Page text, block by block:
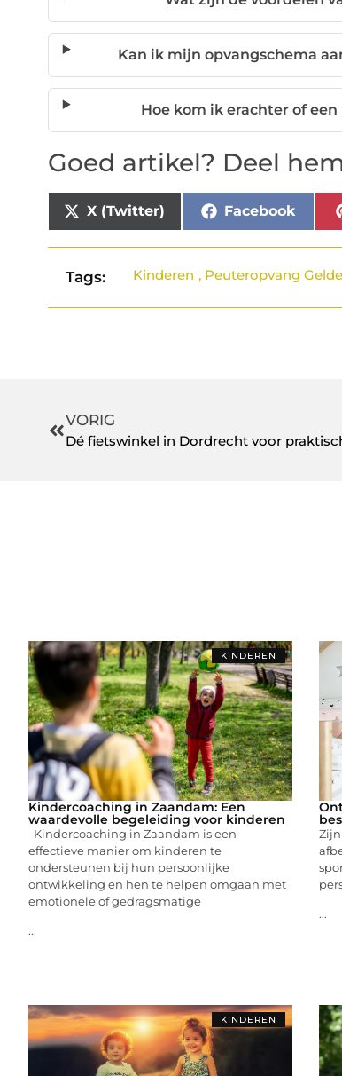
Kan ik mijn opvangschema
Hoe kom ik erachter of
Goed artikel? Deel
X (Twitter) Facebook
Tags: Kinderen , Peuteropvang
VORIG
Dé fietswinkel in Dordrecht voor
KINDEREN
Kindercoaching in Zaandam: Een
waardevolle begeleiding voor kinderen
Kindercoaching in Zaandam is een
effectieve manier om kinderen te
ondersteunen bij hun persoonlijke
ontwikkeling en hen te helpen omgaan met
emotionele of gedragsmatige
...
...
KINDEREN